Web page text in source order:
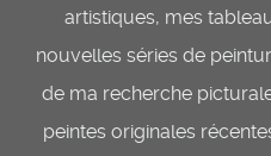
artistiques, mes
nouvelles séries de
de ma recherche
peintes originales